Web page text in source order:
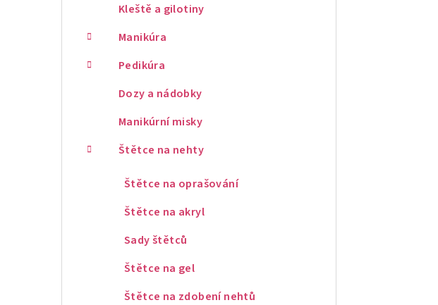
Kleště a gilotiny
Manikúra
Pedikúra
Dozy a nádobky
Manikúrní misky
Štětce na nehty
Štětce na oprašování
Štětce na akryl
Sady štětců
Štětce na gel
Štětce na zdobení nehtů